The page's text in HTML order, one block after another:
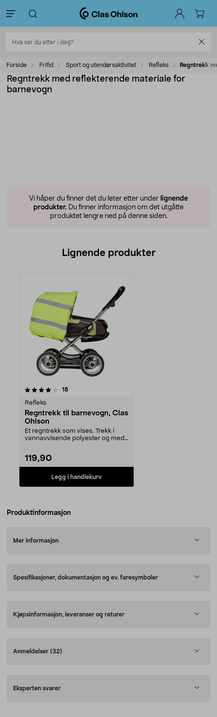
Forside Fritid Sport og utendørsaktivitet Refleks Regntrekk
Regntrekk med reflekterende materiale for
barnevogn
Vi håper du finner det du leter etter under lignende
produkter. Du finner informasjon om det utgåtte
produktet lengre ned på denne siden.
Lignende produkter
18anmeldelser
Refleks
Regntrekk til barnevogn, Clas
Ohlson
Et regntrekk som vises. Trekk i
vannavvisende polyester og med
119,90
Legg i handlekurv
Produktinformasjon
Mer informasjon
Spesifikasjoner, dokumentasjon og ev. faresymboler
Kjøpsinformasjon, leveranser og returer
Anmeldelser (32)
Eksperten svarer